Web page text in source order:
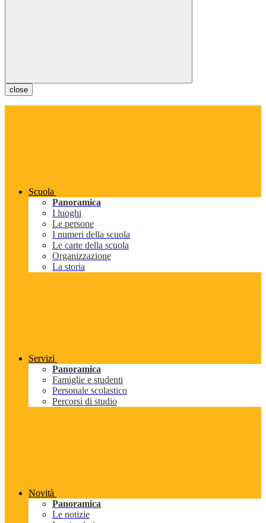
close
Scuola
Panoramica
I luoghi
Le persone
I numeri della scuola
Le carte della scuola
Organizzazione
La storia
Servizi
Panoramica
Famiglie e studenti
Personale scolastico
Percorsi di studio
Novità
Panoramica
Le notizie